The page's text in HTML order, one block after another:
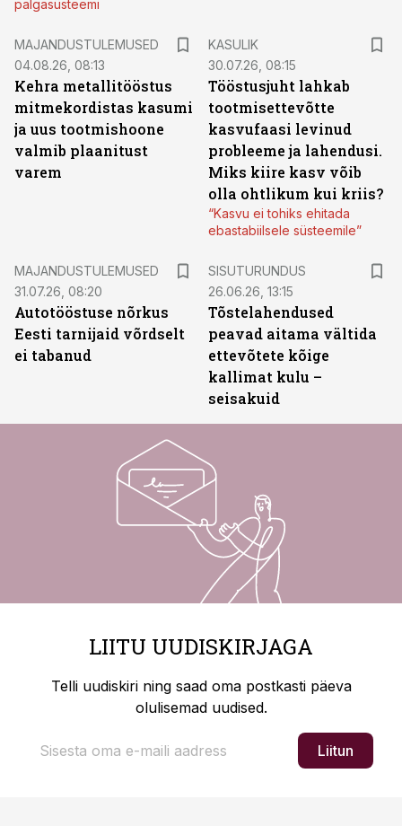
palgasüsteemi
MAJANDUSTULEMUSED
04.08.26, 08:13
Kehra metallitööstus
mitmekordistas kasumi
ja uus tootmishoone
valmib plaanitust
varem
KASULIK
30.07.26, 08:15
Tööstusjuht lahkab
tootmisettevõtte
kasvufaasi levinud
probleeme ja lahendusi.
Miks kiire kasv võib
olla ohtlikum kui kriis?
“Kasvu ei tohiks ehitada
ebastabiilsele süsteemile”
MAJANDUSTULEMUSED
31.07.26, 08:20
Autotööstuse nõrkus
Eesti tarnijaid võrdselt
ei tabanud
SISUTURUNDUS
26.06.26, 13:15
Tõstelahendused
peavad aitama vältida
ettevõtete kõige
kallimat kulu –
seisakuid
LIITU UUDISKIRJAGA
Telli uudiskiri ning saad oma postkasti päeva
olulisemad uudised.
Liitun